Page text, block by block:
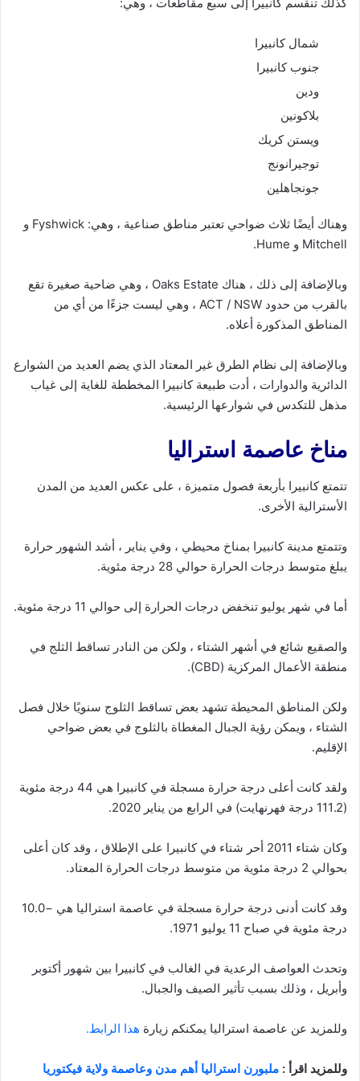
شمال كانبيرا
جنوب كانبيرا
ودين
بلاكونين
ويستن كريك
توجيرانونج
جونجاهلين
وهناك أيضًا ثلاث ضواحي تعتبر مناطق صناعية ، وهي: Fyshwick و
Mitchell و Hume.
وبالإضافة إلى ذلك ، هناك Oaks Estate ، وهي ضاحية صغيرة تقع
بالقرب من حدود ACT / NSW ، وهي ليست جزءًا من أي من
المناطق المذكورة أعلاه.
وبالإضافة إلى نظام الطرق غير المعتاد الذي يضم العديد من الشوارع
الدائرية والدوارات ، أدت طبيعة كانبيرا المخططة للغاية إلى غياب
مذهل للتكدس في شوارعها الرئيسية.
مناخ عاصمة استراليا
تتمتع كانبيرا بأربعة فصول متميزة ، على عكس العديد من المدن
الأسترالية الأخرى.
وتتمتع مدينة كانبيرا بمناخ محيطي ، وفي يناير ، أشد الشهور حرارة
يبلغ متوسط درجات الحرارة حوالي 28 درجة مئوية.
أما في شهر يوليو تنخفض درجات الحرارة إلى حوالي 11 درجة مئوية.
والصقيع شائع في أشهر الشتاء ، ولكن من النادر تساقط الثلج في
منطقة الأعمال المركزية (CBD).
ولكن المناطق المحيطة تشهد بعض تساقط الثلوج سنويًا خلال فصل
الشتاء ، ويمكن رؤية الجبال المغطاة بالثلوج في بعض ضواحي
الإقليم.
ولقد كانت أعلى درجة حرارة مسجلة في كانبيرا هي 44 درجة مئوية
(111.2 درجة فهرنهايت) في الرابع من يناير 2020.
وكان شتاء 2011 أحر شتاء في كانبيرا على الإطلاق ، وقد كان أعلى
بحوالي 2 درجة مئوية من متوسط ​​درجات الحرارة المعتاد.
وقد كانت أدنى درجة حرارة مسجلة في عاصمة استراليا هي −10.0
درجة مئوية في صباح 11 يوليو 1971.
وتحدث العواصف الرعدية في الغالب في كانبيرا بين شهور أكتوبر
وأبريل ، وذلك بسبب تأثير الصيف والجبال.
وللمزيد عن عاصمة استراليا يمكنكم زيارة هذا الرابط.
وللمزيد اقرأ : ملبورن استراليا أهم مدن وعاصمة ولاية فيكتوريا